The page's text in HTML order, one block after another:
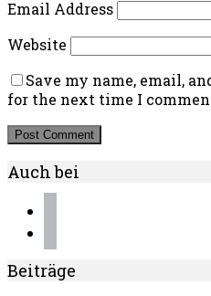
Email Address
Website
Save my name, email,
for the next time I
Auch bei
Beiträge